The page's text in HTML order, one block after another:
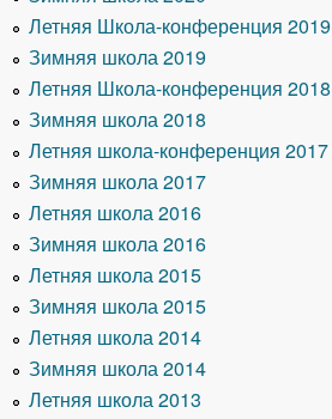
Летняя Школа-конференция 2019
Зимняя школа 2019
Летняя Школа-конференция 2018
Зимняя школа 2018
Летняя школа-конференция 2017
Зимняя школа 2017
Летняя школа 2016
Зимняя школа 2016
Летняя школа 2015
Зимняя школа 2015
Летняя школа 2014
Зимняя школа 2014
Летняя школа 2013